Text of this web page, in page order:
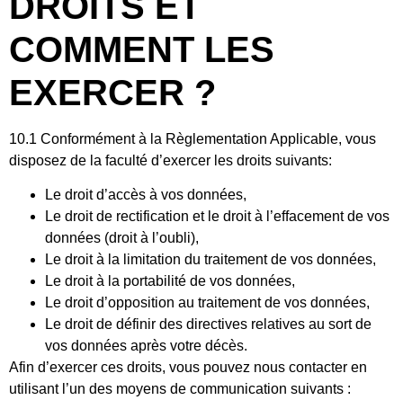
COMMENT LES
EXERCER ?
10.1 Conformément à la Règlementation Applicable, vous
disposez de la faculté d’exercer les droits suivants:
Le droit d’accès à vos données,
Le droit de rectification et le droit à l’effacement de vos
données (droit à l’oubli),
Le droit à la limitation du traitement de vos données,
Le droit à la portabilité de vos données,
Le droit d’opposition au traitement de vos données,
Le droit de définir des directives relatives au sort de
vos données après votre décès.
Afin d’exercer ces droits, vous pouvez nous contacter en
utilisant l’un des moyens de communication suivants :